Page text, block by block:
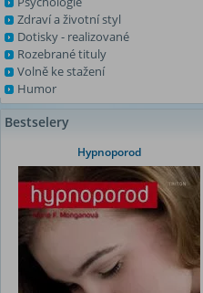
Zdraví a životní styl
Dotisky - realizované
Rozebrané tituly
Volně ke stažení
Humor
Bestselery
Hypnoporod